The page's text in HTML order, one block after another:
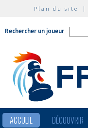
Plan du site |
Rechercher un joueur
ACCUEIL DÉCOUVRIR